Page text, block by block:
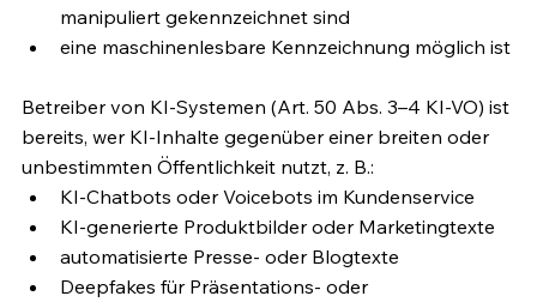
manipuliert gekennzeichnet sind
eine maschinenlesbare Kennzeichnung möglich ist
Betreiber von KI-Systemen (Art. 50 Abs. 3–4 KI-VO) ist
bereits, wer KI-Inhalte gegenüber einer breiten oder
unbestimmten Öffentlichkeit nutzt, z. B.:
KI-Chatbots oder Voicebots im Kundenservice
KI-generierte Produktbilder oder Marketingtexte
automatisierte Presse- oder Blogtexte
Deepfakes für Präsentations- oder